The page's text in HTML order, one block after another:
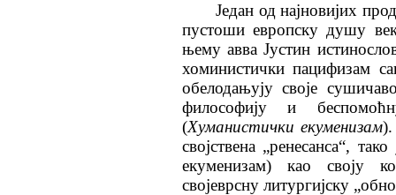
Један од најновијих
пустоши европску душу
њему авва Јустин
хоминистички пацифизам
обелодањују своје
философију и
(Хуманистички екуменизам).
својствена „ренесанса“,
екуменизам) као своју
својеврсну литургијску